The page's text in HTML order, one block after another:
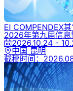
EI COMPENDEX其
2026年第九届信息
2026.10.24 -
中国 昆明
截稿时间：